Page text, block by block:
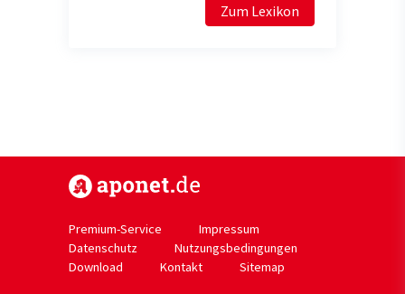
Zum Lexikon
Premium-Service
Impressum
Datenschutz
Nutzungsbedingungen
Download
Kontakt
Sitemap